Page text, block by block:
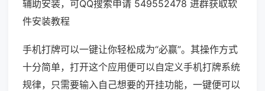
辅助安装，可QQ搜索申请 549552478 进群获取软
件安装教程
手机打牌可以一键让你轻松成为“必赢”。其操作方式
十分简单，打开这个应用便可以自定义手机打牌系统
规律，只需要输入自己想要的开挂功能，一键便可以